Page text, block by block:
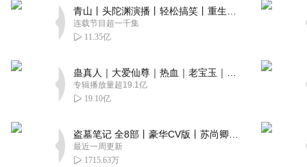
连载节目超一千集
11.35亿
专辑播放量超19.1亿
19.10亿
最近一周更新
1715.63万